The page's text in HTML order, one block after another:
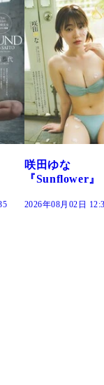
藤水咲桜『
だまり』
2026年08月02日